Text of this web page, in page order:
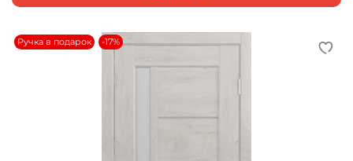
Ручка в подарок -17%